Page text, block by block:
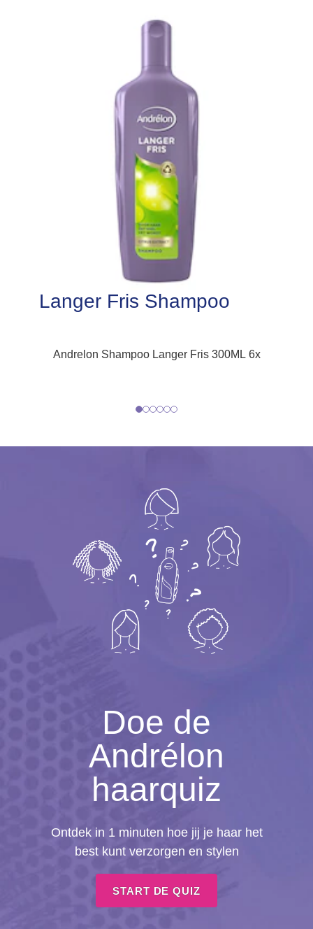
Langer Fris Shampoo
Andrelon Shampoo Langer Fris 300ML 6x
Doe de
Andrélon
haarquiz
Ontdek in 1 minuten hoe jij je haar het
best kunt verzorgen en stylen
START DE QUIZ